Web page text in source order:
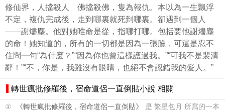
修仙界，人擋殺人 佛擋殺佛，隻為報仇。本以為一生飄浮
不定，複仇完成後，走到哪裏就死到哪裏。卻遇到一個人
——謝燼塵。他對她唯命是從，指哪打哪。包括要他謝燼塵
的命！她知道的，所有的一切都是因為一張臉，可還是忍不
住問一句“為什麽？”“因為你也曾這樣護過我。”“可我不是裴清
辭！”“不，你是，我雖沒有眼睛，也絕不會認錯我的愛人。”
轉世瘋批修羅後，宿命道侶一直倒貼小說 相關
① 《轉世瘋批修羅後，宿命道侶一直倒貼》
是 繁星包月 所寫的一本